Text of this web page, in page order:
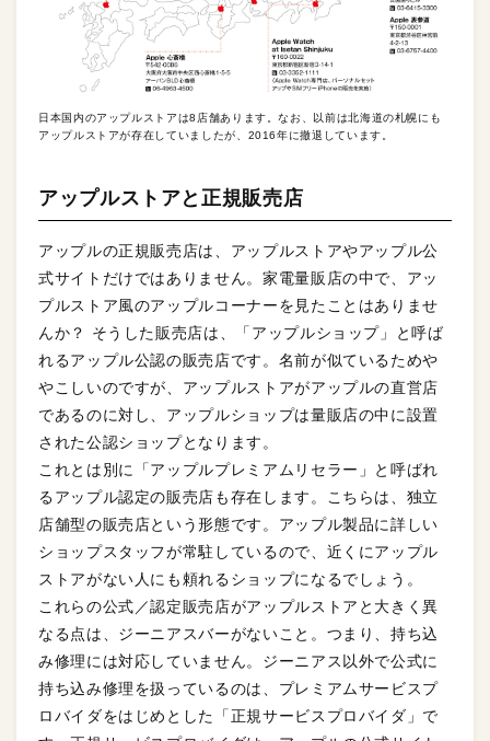
日本国内のアップルストアは8店舗あります。なお、以前は北海道の札幌にも
アップルストアが存在していましたが、2016年に撤退しています。
アップルストアと正規販売店
アップルの正規販売店は、アップルストアやアップル公
式サイトだけではありません。家電量販店の中で、アッ
プルストア風のアップルコーナーを見たことはありませ
んか？ そうした販売店は、「アップルショップ」と呼ば
れるアップル公認の販売店です。名前が似ているためや
やこしいのですが、アップルストアがアップルの直営店
であるのに対し、アップルショップは量販店の中に設置
された公認ショップとなります。
これとは別に「アップルプレミアムリセラー」と呼ばれ
るアップル認定の販売店も存在します。こちらは、独立
店舗型の販売店という形態です。アップル製品に詳しい
ショップスタッフが常駐しているので、近くにアップル
ストアがない人にも頼れるショップになるでしょう。
これらの公式／認定販売店がアップルストアと大きく異
なる点は、ジーニアスバーがないこと。つまり、持ち込
み修理には対応していません。ジーニアス以外で公式に
持ち込み修理を扱っているのは、プレミアムサービスプ
ロバイダをはじめとした「正規サービスプロバイダ」で